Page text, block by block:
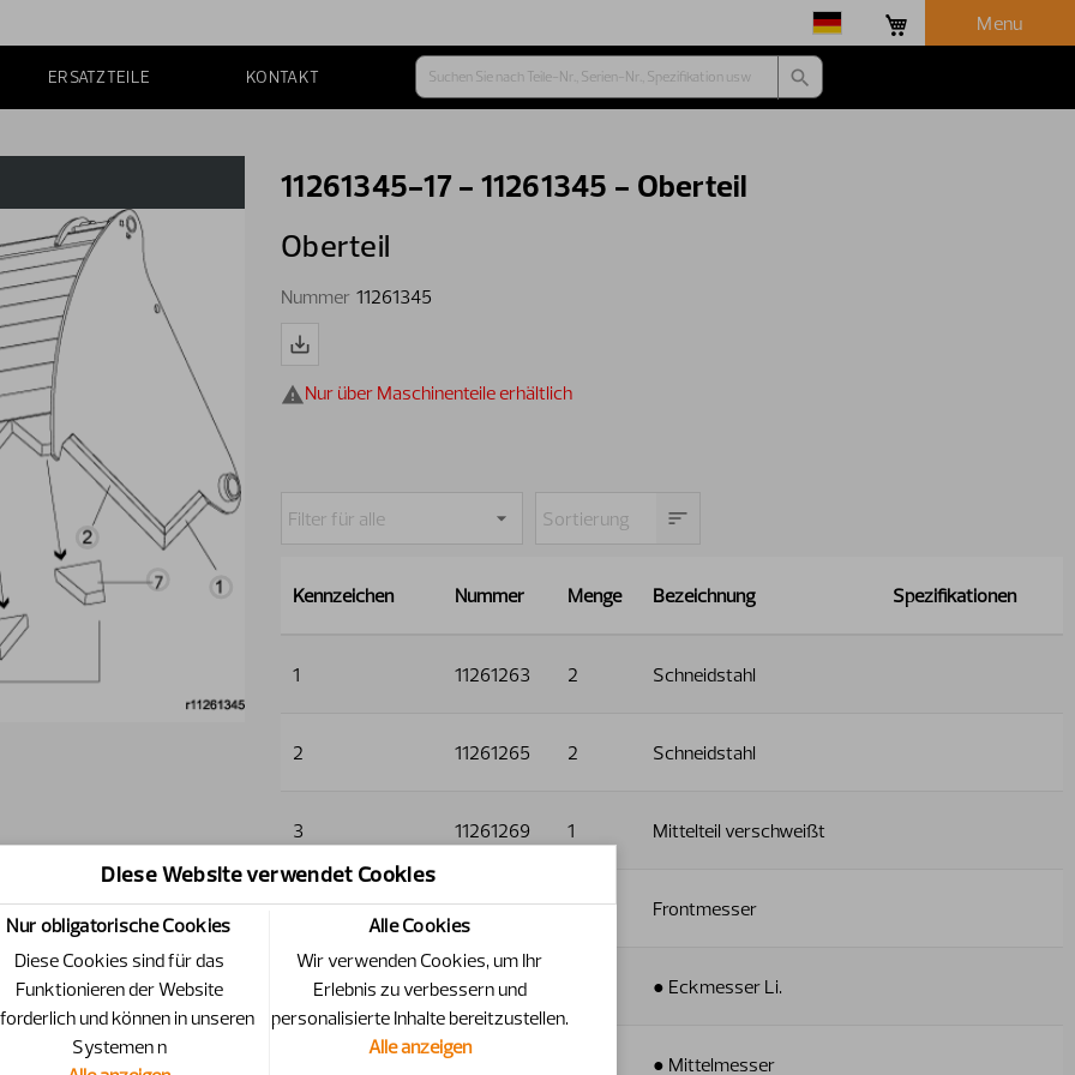
Menu
ERSATZTEILE KONTAKT
11261345-17 - 11261345 - Oberteil
Oberteil
Nummer 11261345
Nur über Maschinenteile erhältlich
Kennzeichen Nummer Menge Bezeichnung Spezifikationen
1 11261263 2 Schneidstahl
2 11261265 2 Schneidstahl
3 11261269 1 Mittelteil verschweißt
4 11261381 1 Frontmesser
11261328 ● Eckmesser Li.
● Mittelmesser
Diese Website verwendet Cookies
Nur obligatorische Cookies
Diese Cookies sind für das
Funktionieren der Website
und können in unseren
Systemen n
Alle Cookies
Wir verwenden Cookies, um Ihr
Erlebnis zu verbessern und
personalisierte Inhalte bereitzustellen.
Alle anzeigen